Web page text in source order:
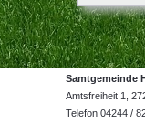
Samtgemeinde
Amtsfreiheit 1,
Telefon 04244 /